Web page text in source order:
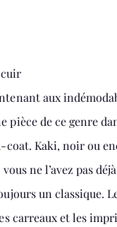
aux
pièce de ce genre
Kaki, noir ou
ne l’avez pas
un classique.
carreaux et les